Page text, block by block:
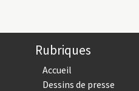
Rubriques
Accueil
Dessins de presse